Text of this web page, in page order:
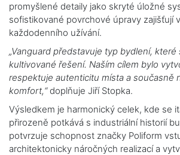
promyšlené detaily jako skryté úložné
sofistikované povrchové úpravy zajišťují
každodenního užívání.
„Vanguard představuje typ bydlení, které
kultivované řešení. Naším cílem bylo
respektuje autenticitu místa a současně
komfort,“doplňuje Jiří Stopka.
Výsledkem je harmonický celek, kde se
přirozeně potkává s industriální historií
potvrzuje schopnost značky Poliform
architektonicky náročných realizací a